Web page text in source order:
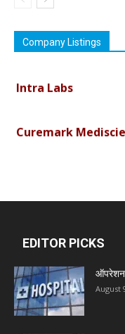
Company Listings
Vimson Derma1
Intra Labs
Curemark
Ben
EDITOR PICKS
ऑपरेशन
August